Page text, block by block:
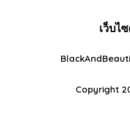
เว็บไ
Copyright